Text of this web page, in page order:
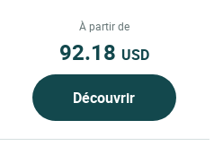
suspendue entre mer...
À partir de
92.18 USD
Découvrir